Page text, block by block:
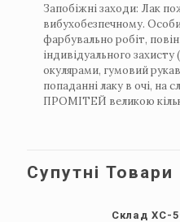
Запобіжні заходи: Лак
вибухобезпечному.
фарбувально робіт,
індивідуального захисту
окулярами, гумовий
попаданні лаку в очі, на
ПРОМІТЕЙ великою
Супутні Товари
Склад ХС-